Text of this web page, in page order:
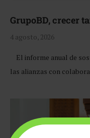
GrupoBD, crecer
4 agosto, 2026
El informe anual de
las alianzas con